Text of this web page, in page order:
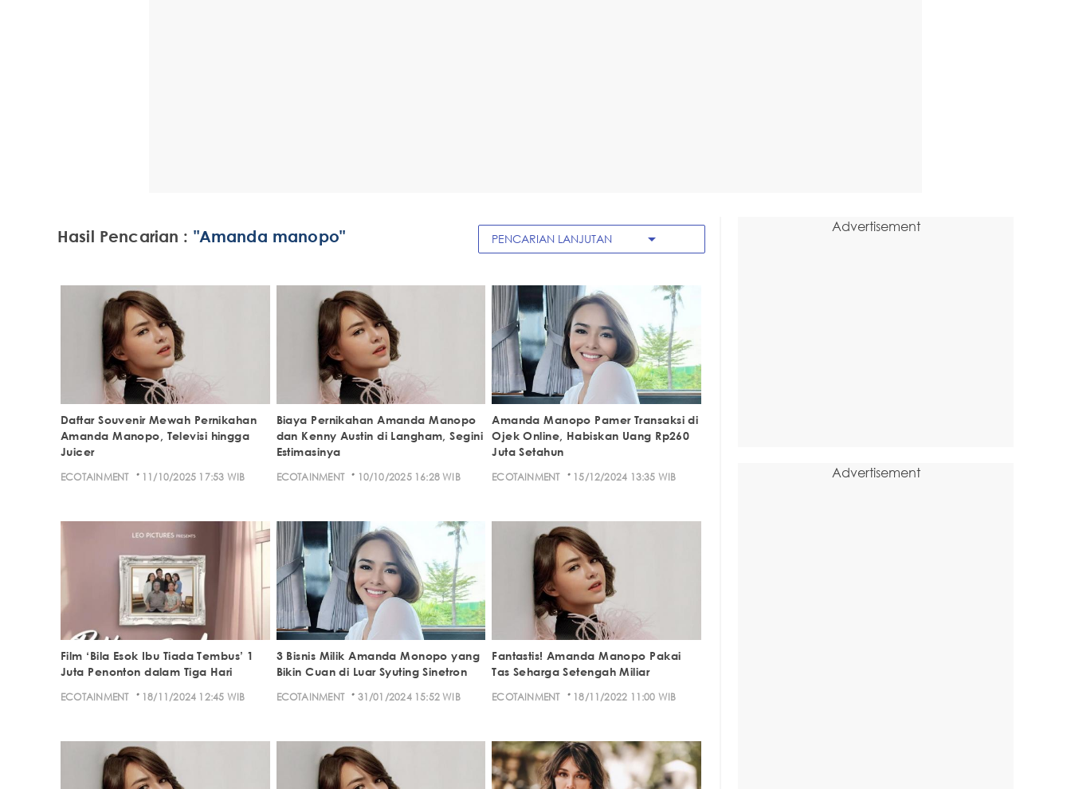
Hasil Pencarian : "Amanda manopo" PENCARIAN LANJUTAN arrow_drop_down
Daftar Souvenir Mewah Pernikahan
Amanda Manopo, Televisi hingga
Juicer
ECOTAINMENT · 11/10/2025 17:53 WIB
Biaya Pernikahan Amanda Manopo
dan Kenny Austin di Langham, Segini
Estimasinya
ECOTAINMENT · 10/10/2025 16:28 WIB
Amanda Manopo Pamer Transaksi di
Ojek Online, Habiskan Uang Rp260
Juta Setahun
ECOTAINMENT · 15/12/2024 13:35 WIB
Film ‘Bila Esok Ibu Tiada Tembus’ 1
Juta Penonton dalam Tiga Hari
ECOTAINMENT · 18/11/2024 12:45 WIB
3 Bisnis Milik Amanda Monopo yang
Bikin Cuan di Luar Syuting Sinetron
ECOTAINMENT · 31/01/2024 15:52 WIB
Fantastis! Amanda Manopo Pakai
Tas Seharga Setengah Miliar
ECOTAINMENT · 18/11/2022 11:00 WIB
Advertisement
Advertisement